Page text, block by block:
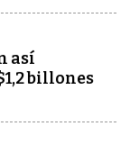
así
billones